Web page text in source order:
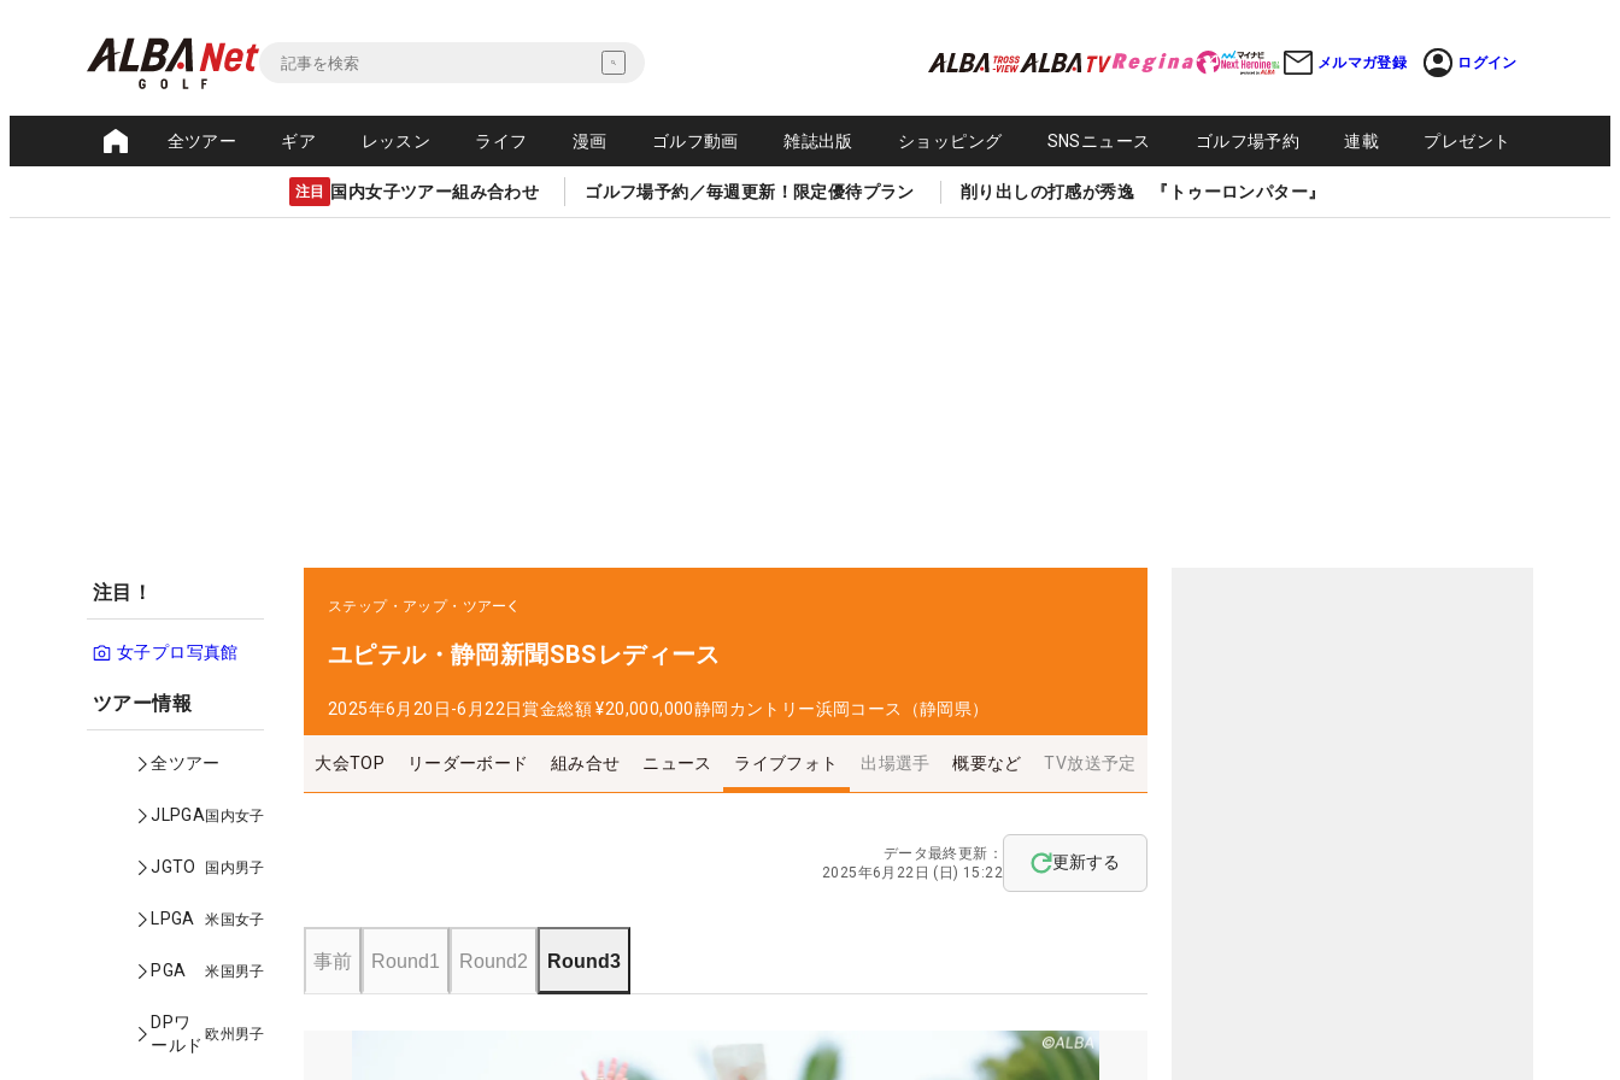
メルマガ登録 ログイン
全ツアー ギア レッスン ライフ 漫画 ゴルフ動画 雑誌出版 ショッピング SNSニュース ゴルフ場予約 連載 プレゼント
注目 国内女子ツアー組み合わせ ゴルフ場予約／毎週更新！限定優待プラン 削り出しの打感が秀逸 『トゥーロンパター』
注目！
女子プロ写真館
ツアー情報
全ツアー
JLPGA国内女子
JGTO 国内男子
LPGA 米国女子
PGA 米国男子
DPワ
ールド
欧州男子
ステップ・アップ・ツアー
ユピテル・静岡新聞SBSレディース
2025年6月20日-6月22日賞金総額 ¥20,000,000静岡カントリー浜岡コース（静岡県）
大会TOP リーダーボード 組み合せ ニュース ライブフォト 出場選手 概要など TV放送予定
データ最終更新：
2025年6月22日 (日) 15:22
更新する
事前 Round1 Round2 Round3